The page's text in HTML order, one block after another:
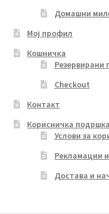
Домашни
Мој профил
Кошничка
Резервирани
Checkout
Контакт
Корисничка подршка
Услови за
Рекламации
Достава и